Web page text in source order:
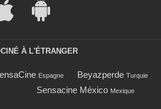
À L'ÉTRANGER
Espagne Beyazperde Turquie
Sensacine México Mexique